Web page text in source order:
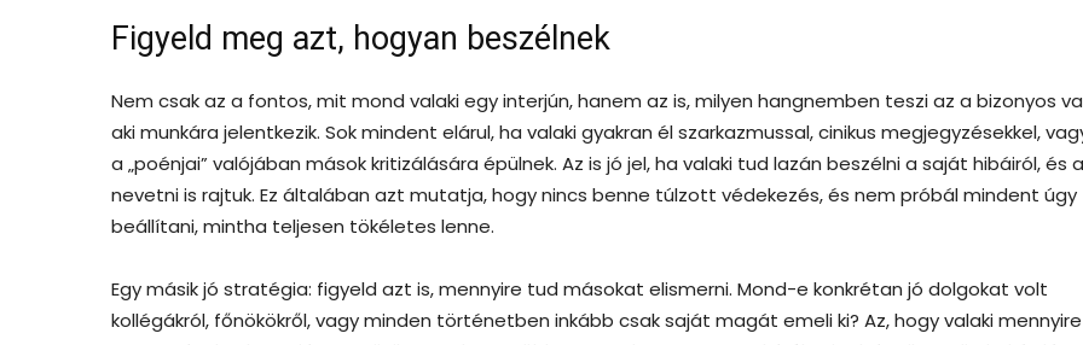
Figyeld meg azt, hogyan beszélnek
Nem csak az a fontos, mit mond valaki egy interjún, hanem az is, milyen hangnemben teszi az a bizonyos
aki munkára jelentkezik. Sok mindent elárul, ha valaki gyakran él szarkazmussal, cinikus megjegyzésekkel,
a „poénjai” valójában mások kritizálására épülnek. Az is jó jel, ha valaki tud lazán beszélni a saját hibáiról, és
nevetni is rajtuk. Ez általában azt mutatja, hogy nincs benne túlzott védekezés, és nem próbál mindent úgy
beállítani, mintha teljesen tökéletes lenne.
Egy másik jó stratégia: figyeld azt is, mennyire tud másokat elismerni. Mond-e konkrétan jó dolgokat volt
kollégákról, főnökökről, vagy minden történetben inkább csak saját magát emeli ki? Az, hogy valaki